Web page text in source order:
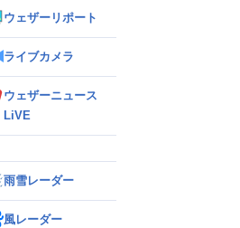
ウェザーリポート
ライブカメラ
ウェザーニュース
LiVE
雨雪レーダー
風レーダー